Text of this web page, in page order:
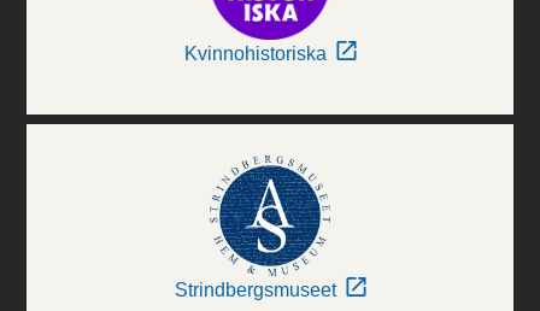
Kvinnohistoriska
Strindbergsmuseet